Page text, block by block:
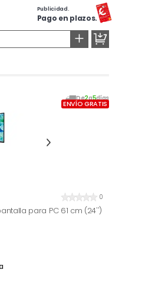
Publicidad.
Pago en plazos.
+
De2a5días
ENVÍO GRATIS
0
para PC 61 cm (24'')